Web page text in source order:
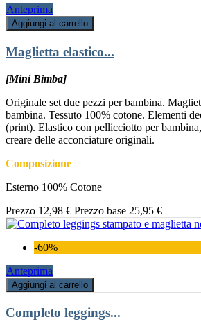
Anteprima
Aggiungi al carrello
Maglietta elastico...
[Mini Bimba]
Originale set due pezzi per bambina.
bambina. Tessuto 100% cotone. Elementi
(print). Elastico con pellicciotto per
creare delle acconciature originali.
Composizione
Esterno 100% Cotone
Prezzo 12,98 € Prezzo base 25,95 €
-60%
Anteprima
Aggiungi al carrello
Completo leggings...